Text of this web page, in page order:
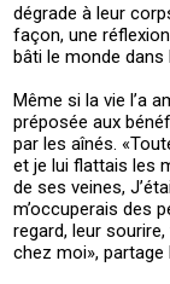
dégrade à leur
façon, une
bâti le monde dans
Même si la vie l’a
préposée aux
par les aînés.
et je lui flattais les
de ses veines,
m’occuperais des
regard, leur
chez moi», partage